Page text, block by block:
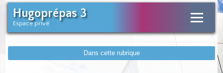
Hugoprépas 3
Espace privé
Dans cette rubrique